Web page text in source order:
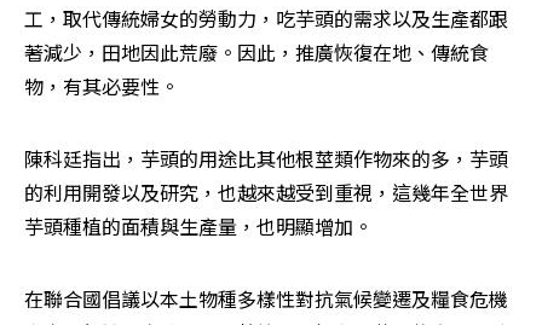
工，取代傳統婦女的勞動力，吃芋頭的需求以及生產都跟
著減少，田地因此荒廢。因此，推廣恢復在地、傳統食
物，有其必要性。
陳科廷指出，芋頭的用途比其他根莖類作物來的多，芋頭
的利用開發以及研究，也越來越受到重視，這幾年全世界
芋頭種植的面積與生產量，也明顯增加。
在聯合國倡議以本土物種多樣性對抗氣候變遷及糧食危機